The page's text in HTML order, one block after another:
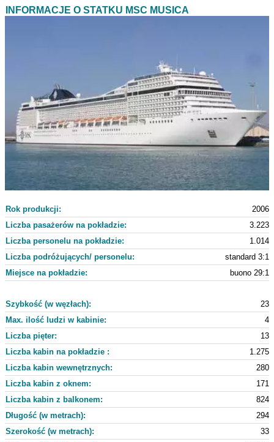
INFORMACJE O STATKU MSC MUSICA
Rok produkcji:
2006
Liczba pasażerów na pokładzie:
3.223
Liczba personelu na pokładzie:
1.014
Liczba podróżujących/ personelu:
standard 3:1
Miejsce na pokładzie:
buono 29:1
23
Szybkość (w węzłach):
4
Max. ilość ludzi w kabinie:
Liczba pięter:
13
Liczba kabin na pokładzie :
1.275
Liczba kabin wewnętrznych:
280
Liczba kabin z oknem:
171
Liczba kabin z balkonem:
824
Długość (w metrach):
294
Szerokość (w metrach):
33